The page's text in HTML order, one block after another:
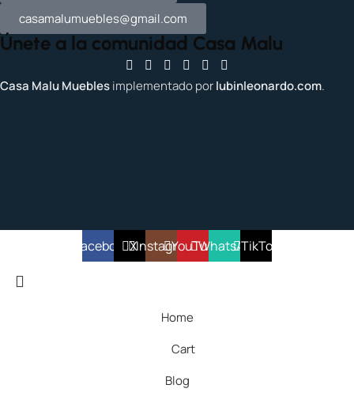
casamalumuebles@gmail.com
Únete a la comunidad Casa Malu
Casa Malu Mueblesimplementado porlubinleonardo.com.
FacebookXInstagramYouTubeWhatsApp
TikTok
Home
Cart
Blog